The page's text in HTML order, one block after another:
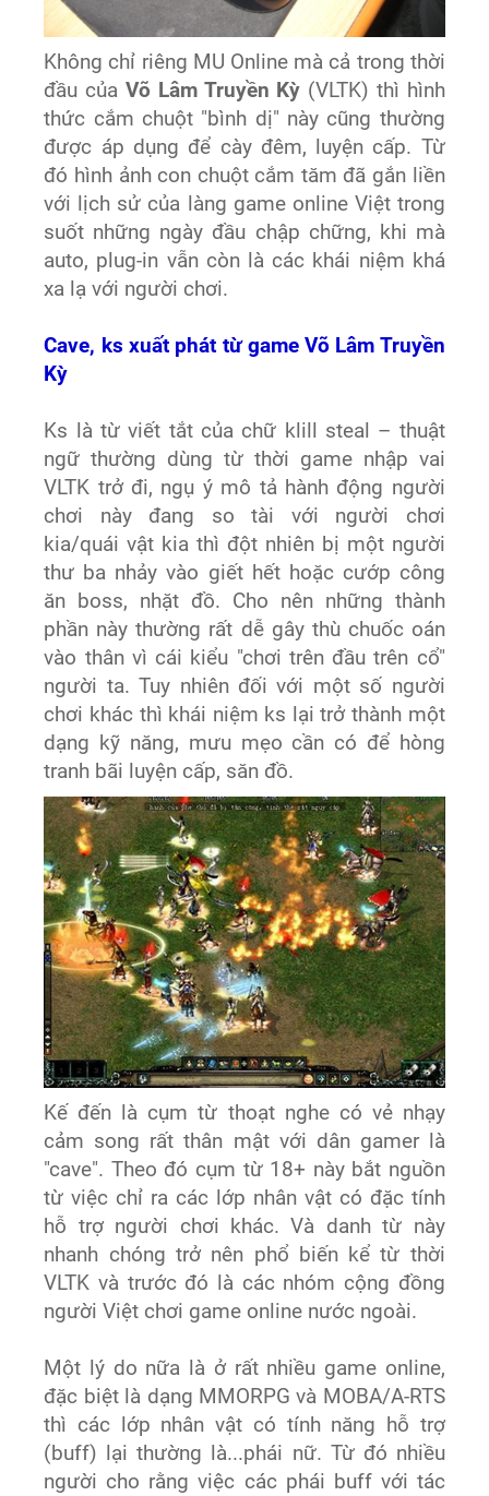
Không chỉ riêng MU Online mà cả trong thời
đầu của Võ Lâm Truyền Kỳ (VLTK) thì hình
thức cắm chuột "bình dị" này cũng thường
được áp dụng để cày đêm, luyện cấp. Từ
đó hình ảnh con chuột cắm tăm đã gắn liền
với lịch sử của làng game online Việt trong
suốt những ngày đầu chập chững, khi mà
auto, plug-in vẫn còn là các khái niệm khá
xa lạ với người chơi.
Cave, ks xuất phát từ game Võ Lâm Truyền
Kỳ
Ks là từ viết tắt của chữ klill steal – thuật
ngữ thường dùng từ thời game nhập vai
VLTK trở đi, ngụ ý mô tả hành động người
chơi này đang so tài với người chơi
kia/quái vật kia thì đột nhiên bị một người
thư ba nhảy vào giết hết hoặc cướp công
ăn boss, nhặt đồ. Cho nên những thành
phần này thường rất dễ gây thù chuốc oán
vào thân vì cái kiểu "chơi trên đầu trên cổ"
người ta. Tuy nhiên đối với một số người
chơi khác thì khái niệm ks lại trở thành một
dạng kỹ năng, mưu mẹo cần có để hòng
tranh bãi luyện cấp, săn đồ.
Kế đến là cụm từ thoạt nghe có vẻ nhạy
cảm song rất thân mật với dân gamer là
"cave". Theo đó cụm từ 18+ này bắt nguồn
từ việc chỉ ra các lớp nhân vật có đặc tính
hỗ trợ người chơi khác. Và danh từ này
nhanh chóng trở nên phổ biến kể từ thời
VLTK và trước đó là các nhóm cộng đồng
người Việt chơi game online nước ngoài.
Một lý do nữa là ở rất nhiều game online,
đặc biệt là dạng MMORPG và MOBA/A-RTS
thì các lớp nhân vật có tính năng hỗ trợ
(buff) lại thường là...phái nữ. Từ đó nhiều
người cho rằng việc các phái buff với tác